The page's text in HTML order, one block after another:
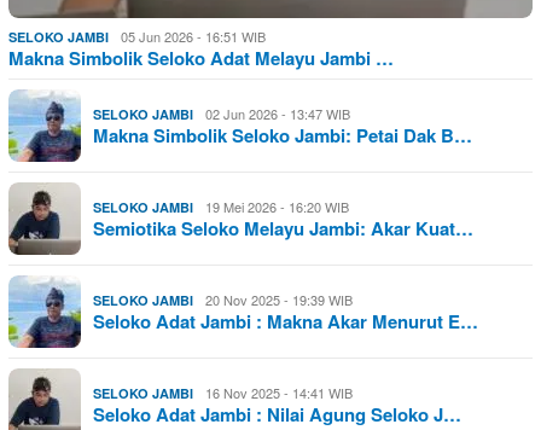
SELOKO JAMBI 05 Jun 2026 - 16:51 WIB
Makna Simbolik Seloko Adat Melayu Jambi …
SELOKO JAMBI 02 Jun 2026 - 13:47 WIB
Makna Simbolik Seloko Jambi: Petai Dak B…
SELOKO JAMBI 19 Mei 2026 - 16:20 WIB
Semiotika Seloko Melayu Jambi: Akar Kuat…
SELOKO JAMBI 20 Nov 2025 - 19:39 WIB
Seloko Adat Jambi : Makna Akar Menurut E…
SELOKO JAMBI 16 Nov 2025 - 14:41 WIB
Seloko Adat Jambi : Nilai Agung Seloko J…